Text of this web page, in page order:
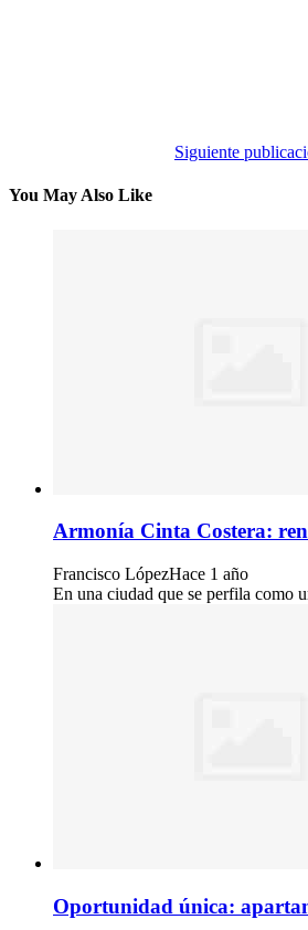
Siguiente
You May Also Like
Armonía Cinta Costera:
Francisco LópezHace 1 año
En una ciudad que se perfila como
Oportunidad única: